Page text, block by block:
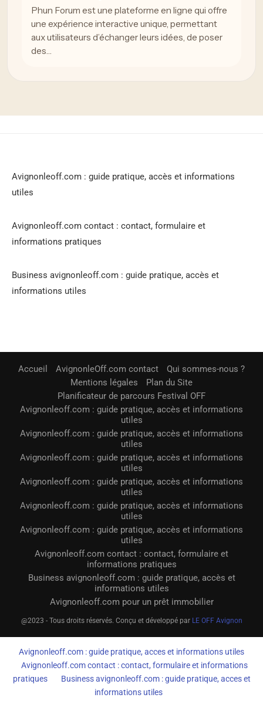
Phun Forum est une plateforme en ligne qui offre
une expérience interactive unique, permettant
aux utilisateurs d’échanger leurs idées, de poser
des…
Avignonleoff.com : guide pratique, accès et informations
utiles
Avignonleoff.com contact : contact, formulaire et
informations pratiques
Business avignonleoff.com : guide pratique, accès et
informations utiles
Accueil AvignonleOff.com contact
Qui sommes-nous ?
Mentions légales
Plan du Site
Planificateur de parcours Festival OFF
Avignonleoff.com : guide pratique, accès et informations
utiles
Avignonleoff.com : guide pratique, accès et informations
utiles
Avignonleoff.com : guide pratique, accès et informations
utiles
Avignonleoff.com : guide pratique, accès et informations
utiles
Avignonleoff.com : guide pratique, accès et informations
utiles
Avignonleoff.com : guide pratique, accès et informations
utiles
Avignonleoff.com contact : contact, formulaire et
informations pratiques
Business avignonleoff.com : guide pratique, accès et
informations utiles
Avignonleoff.com pour un prêt immobilier
@2023 - Tous droits réservés. Conçu et développé par LE OFF Avignon
Avignonleoff.com : guide pratique, acces et informations utiles
Avignonleoff.com contact : contact, formulaire et informations
pratiques
Business avignonleoff.com : guide pratique, acces et
informations utiles